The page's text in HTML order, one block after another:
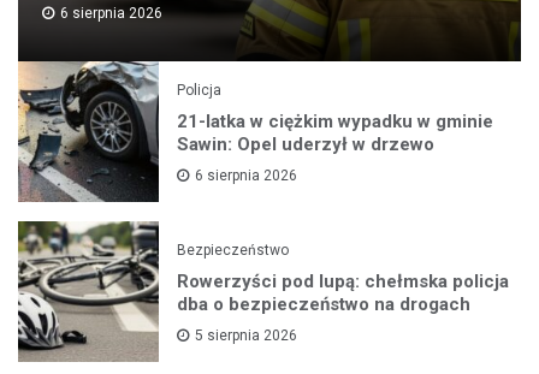
6 sierpnia 2026
Policja
21-latka w ciężkim wypadku w gminie
Sawin: Opel uderzył w drzewo
6 sierpnia 2026
Bezpieczeństwo
Rowerzyści pod lupą: chełmska policja
dba o bezpieczeństwo na drogach
5 sierpnia 2026